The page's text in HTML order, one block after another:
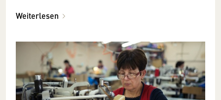
Weiterlesen